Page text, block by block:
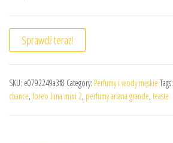
Sprawdź teraz!
SKU: e0792249a3f8 Category: Perfumy i wody męskie Tags:
chance, foreo luna mini 2, perfumy ariana grande, teaste